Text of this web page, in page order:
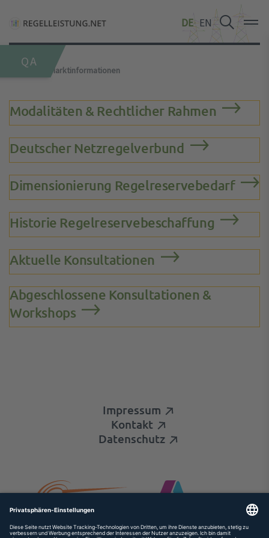
DE EN
QA
DE EN
DE EN
Startseite Marktinformationen
Modalitäten & Rechtlicher Rahmen
Deutscher Netzregelverbund
Dimensionierung Regelreservebedarf
Historie Regelreservebeschaffung
Aktuelle Konsultationen
Abgeschlossene Konsultationen &
Workshops
Impressum
Kontakt
Datenschutz